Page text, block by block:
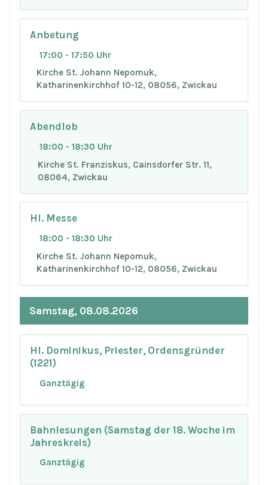
Anbetung
17:00 - 17:50 Uhr
Kirche St. Johann Nepomuk,
Katharinenkirchhof 10-12, 08056, Zwickau
Abendlob
18:00 - 18:30 Uhr
Kirche St. Franziskus, Cainsdorfer Str. 11,
08064, Zwickau
Hl. Messe
18:00 - 18:30 Uhr
Kirche St. Johann Nepomuk,
Katharinenkirchhof 10-12, 08056, Zwickau
Samstag, 08.08.2026
Hl. Dominikus, Priester, Ordensgründer
(1221)
Ganztägig
Bahnlesungen (Samstag der 18. Woche im
Jahreskreis)
Ganztägig